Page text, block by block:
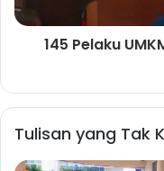
145 Pelaku
Tulisan yang Tak